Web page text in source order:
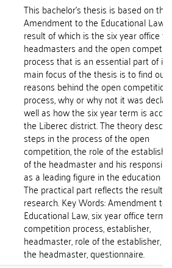
This bachelor's thesis is based on the
Amendment to the Educational Law.
result of which is the six year office
headmasters and the open
process that is an essential part of it.
main focus of the thesis is to find out
reasons behind the open competition
process, why or why not it was
well as how the six year term is
the Liberec district. The theory
steps in the process of the open
competition, the role of the
of the headmaster and his
as a leading figure in the education
The practical part reflects the results
research. Key Words: Amendment to
Educational Law, six year office term,
competition process, establisher,
headmaster, role of the establisher,
the headmaster, questionnaire.